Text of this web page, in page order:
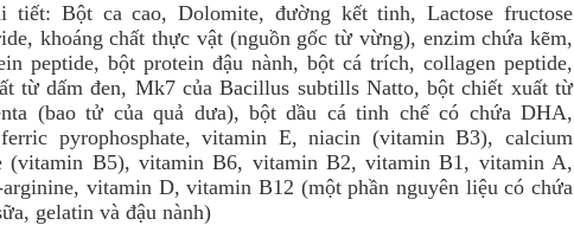
ca cao, Dolomite, đường kết tinh, Lactose fructose
khoáng chất thực vật (nguồn gốc từ vừng), enzim chứa kẽm,
peptide, bột protein đậu nành, bột cá trích, collagen peptide,
từ dấm đen, Mk7 của Bacillus subtills Natto, bột chiết xuất từ
(bao tử của quả dưa), bột dầu cá tinh chế có chứa DHA,
pyrophosphate, vitamin E, niacin (vitamin B3), calcium
(vitamin B5), vitamin B6, vitamin B2, vitamin B1, vitamin A,
vitamin D, vitamin B12 (một phần nguyên liệu có chứa
gelatin và đậu nành)